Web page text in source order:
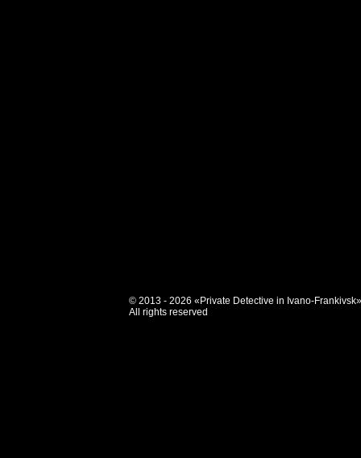
© 2013 - 2026 «Private Detective in Ivano-Frankivsk»
All rights reserved